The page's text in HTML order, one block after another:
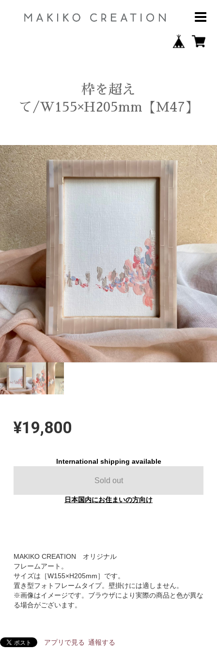
枠を超え
て/W155×H205mm【M47】
¥19,800
International shipping available
Sold out
日本国内にお住まいの方向け
MAKIKO CREATION オリジナル
フレームアート。
サイズは［W155×H205mm］です。
置き型フォトフレームタイプ。壁掛けには適しません。
※画像はイメージです。ブラウザにより実際の商品と色が異な
る場合がございます。
アプリで見る 通報する